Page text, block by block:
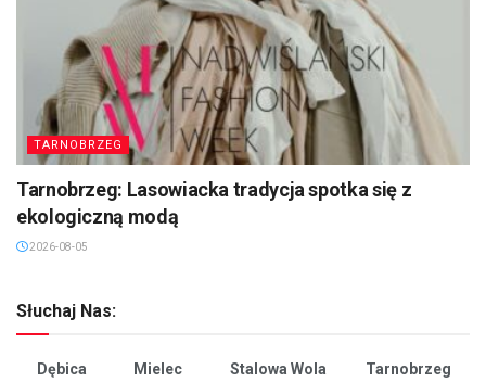
TARNOBRZEG
Tarnobrzeg: Lasowiacka tradycja spotka się z
ekologiczną modą
2026-08-05
Słuchaj Nas:
Dębica Mielec Stalowa Wola
Tarnobrzeg